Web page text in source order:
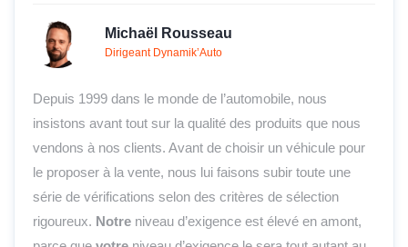
Michaël Rousseau
Dirigeant Dynamik’Auto
Depuis 1999 dans le monde de l’automobile, nous
insistons avant tout sur la qualité des produits que nous
vendons à nos clients. Avant de choisir un véhicule pour
le proposer à la vente, nous lui faisons subir toute une
série de vérifications selon des critères de sélection
rigoureux. Notre niveau d’exigence est élevé en amont,